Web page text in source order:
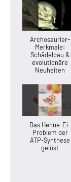
Archosaurier-
Merkmale:
Schädelbau &
evolutionäre
Neuheiten
Das Henne-Ei-
Problem der
ATP-Synthese
gelöst